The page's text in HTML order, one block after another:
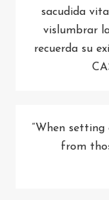
sacudida
vislumbrar
recuerda su
“When setting
from